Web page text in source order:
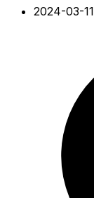
2024-03-11